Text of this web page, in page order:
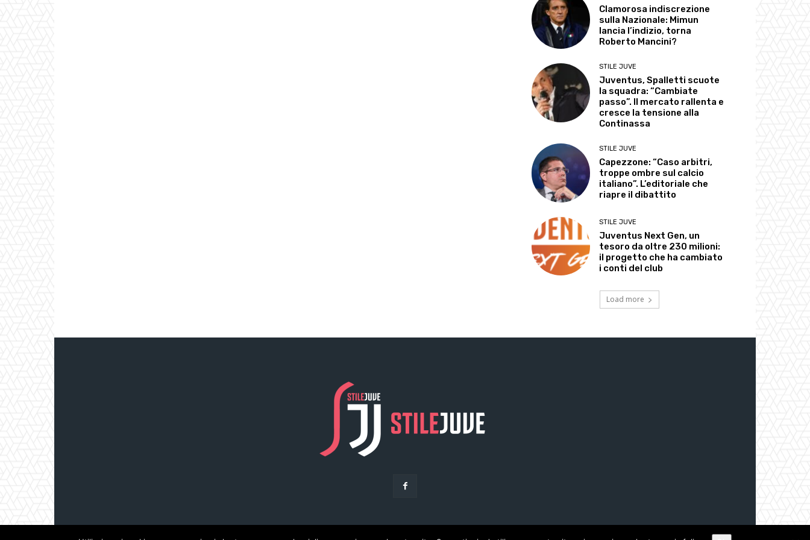
Clamorosa indiscrezione
sulla Nazionale: Mimun
lancia l’indizio, torna
Roberto Mancini?
STILE JUVE
Juventus, Spalletti scuote
la squadra: “Cambiate
passo”. Il mercato rallenta e
cresce la tensione alla
Continassa
STILE JUVE
Capezzone: “Caso arbitri,
troppe ombre sul calcio
italiano”. L’editoriale che
riapre il dibattito
STILE JUVE
Juventus Next Gen, un
tesoro da oltre 230 milioni:
il progetto che ha cambiato
i conti del club
Load more